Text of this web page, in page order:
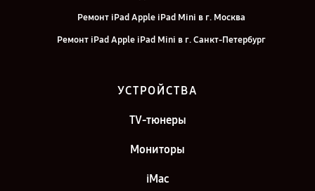
Ремонт iPad Apple iPad Mini в г. Москва
Ремонт iPad Apple iPad Mini в г. Санкт-Петербург
УСТРОЙСТВА
TV-тюнеры
Мониторы
iMac